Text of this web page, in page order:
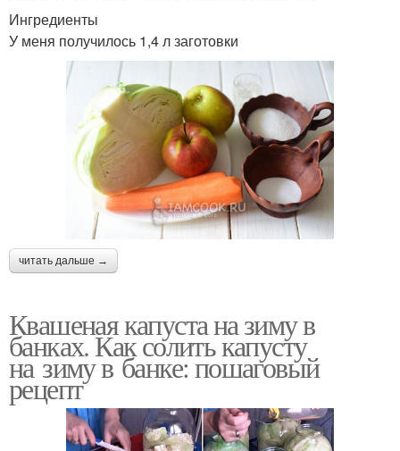
Ингредиенты
У меня получилось 1,4 л заготовки
читать дальше →
Квашеная капуста на зиму в
банках. Как солить капусту
на зиму в банке: пошаговый
рецепт